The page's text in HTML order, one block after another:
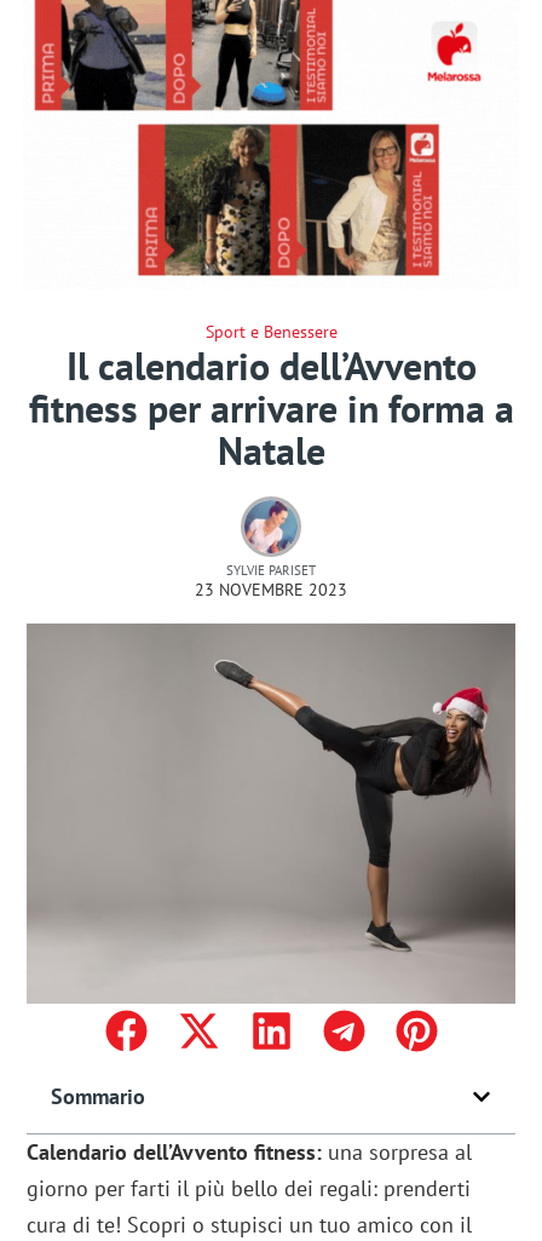
Sport e Benessere
Il calendario dell’Avvento
fitness per arrivare in forma a
Natale
SYLVIE PARISET
23 NOVEMBRE 2023
Sommario
Calendario dell’Avvento fitness: una sorpresa al
giorno per farti il più bello dei regali: prenderti
cura di te! Scopri o stupisci un tuo amico con il